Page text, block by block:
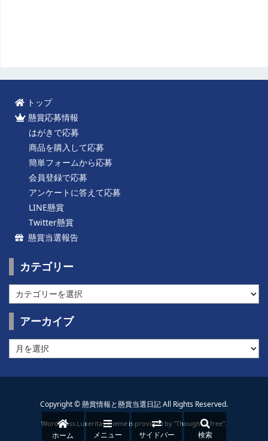
トップ
懸賞応募情報
はがきで応募
商品を購入して応募
簡単フォームから応募
会員登録で応募
アンケートに答えて応募
LINE懸賞
Twitter懸賞
懸賞当選報告
カテゴリー
カ
テ
ゴ
ー
アーカイブ
ー
Copyright ©懸賞情報と懸賞当選日記All Rights Reserved.
WordPress Luxeritas Theme is provided by "Thought is free".
ホーム メニュー サイドバー 検索